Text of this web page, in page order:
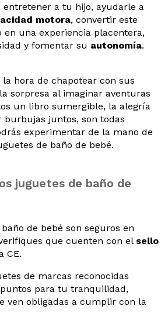
entretener a tu hijo, ayudarle a
motora, convertir este
una experiencia placentera,
y fomentar su autonomía.
hora de chapotear con sus
sorpresa al imaginar aventuras
un libro sumergible, la alegría
burbujas juntos, son todas
experimentar de la mano de
de baño de bebé.
juguetes de baño de
de bebé son seguros en
que cuenten con el sello
CE.
de marcas reconocidas
para tu tranquilidad,
ven obligadas a cumplir con la